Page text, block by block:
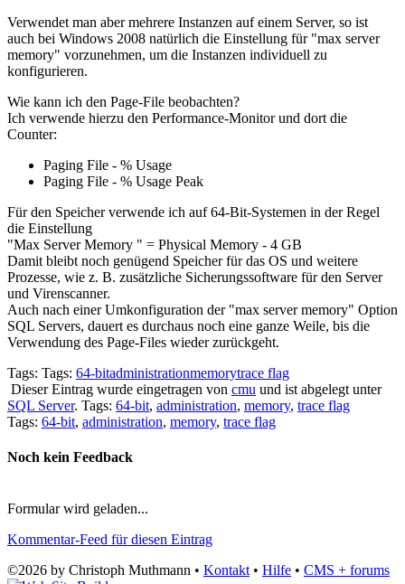
Verwendet man aber mehrere Instanzen auf einem Server, so ist
auch bei Windows 2008 natürlich die Einstellung für "max server
memory" vorzunehmen, um die Instanzen individuell zu
konfigurieren.
Wie kann ich den Page-File beobachten?
Ich verwende hierzu den Performance-Monitor und dort die
Counter:
Paging File - % Usage
Paging File - % Usage Peak
Für den Speicher verwende ich auf 64-Bit-Systemen in der Regel
die Einstellung
"Max Server Memory " = Physical Memory - 4 GB
Damit bleibt noch genügend Speicher für das OS und weitere
Prozesse, wie z. B. zusätzliche Sicherungssoftware für den Server
und Virenscanner.
Auch nach einer Umkonfiguration der "max server memory" Option
SQL Servers, dauert es durchaus noch eine ganze Weile, bis die
Verwendung des Page-Files wieder zurückgeht.
Tags: Tags: 64-bitadministrationmemorytrace flag
Dieser Eintrag wurde eingetragen von cmu und ist abgelegt unter
SQL Server. Tags: 64-bit, administration, memory, trace flag
Tags: 64-bit, administration, memory, trace flag
Noch kein Feedback
Formular wird geladen...
Kommentar-Feed für diesen Eintrag
©2026 by Christoph Muthmann • Kontakt • Hilfe • CMS + forums